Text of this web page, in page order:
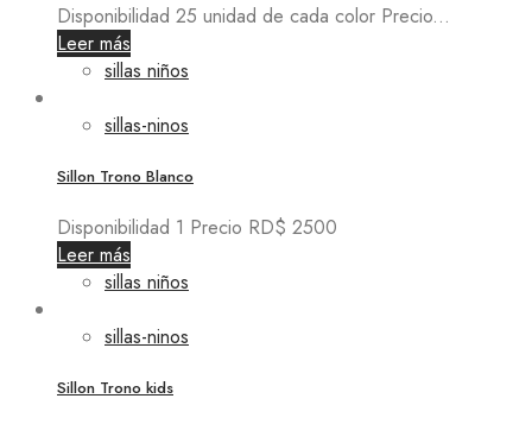
Disponibilidad 25 unidad de cada color Precio...
Leer más
sillas niños
sillas-ninos
Sillon Trono Blanco
Disponibilidad 1 Precio RD$ 2500
Leer más
sillas niños
sillas-ninos
Sillon Trono kids